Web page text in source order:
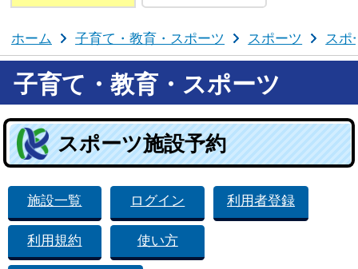
ホーム 子育て・教育・スポーツ スポーツ スポ
子育て・教育・スポーツ
スポーツ施設予約
施設一覧 ログイン 利用者登録
利用規約 使い方